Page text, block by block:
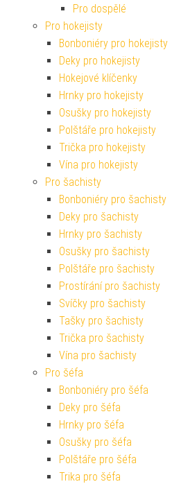
Pro dospělé
Pro hokejisty
Bonboniéry pro hokejisty
Deky pro hokejisty
Hokejové klíčenky
Hrnky pro hokejisty
Osušky pro hokejisty
Polštáře pro hokejisty
Trička pro hokejisty
Vína pro hokejisty
Pro šachisty
Bonboniéry pro šachisty
Deky pro šachisty
Hrnky pro šachisty
Osušky pro šachisty
Polštáře pro šachisty
Prostírání pro šachisty
Svíčky pro šachisty
Tašky pro šachisty
Trička pro šachisty
Vína pro šachisty
Pro šéfa
Bonboniéry pro šéfa
Deky pro šéfa
Hrnky pro šéfa
Osušky pro šéfa
Polštáře pro šéfa
Trika pro šéfa